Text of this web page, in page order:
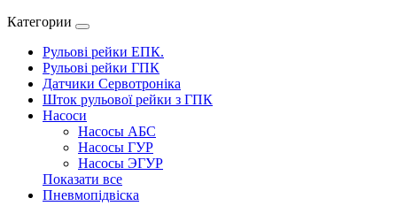
Категории
Рульові рейки ЕПК.
Рульові рейки ГПК
Датчики Сервотроніка
Шток рульової рейки з ГПК
Насоси
Насосы АБС
Насосы ГУР
Насосы ЭГУР
Показати все
Пневмопідвіска